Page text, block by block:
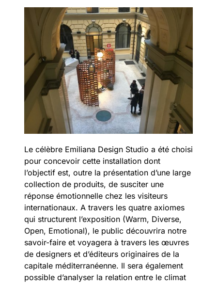
Le célèbre Emiliana Design Studio a été choisi
pour concevoir cette installation dont
l’objectif est, outre la présentation d’une large
collection de produits, de susciter une
réponse émotionnelle chez les visiteurs
internationaux. A travers les quatre axiomes
qui structurent l’exposition (Warm, Diverse,
Open, Emotional), le public découvrira notre
savoir-faire et voyagera à travers les œuvres
de designers et d’éditeurs originaires de la
capitale méditerranéenne. Il sera également
possible d’analyser la relation entre le climat